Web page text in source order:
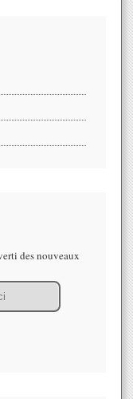
des nouveaux